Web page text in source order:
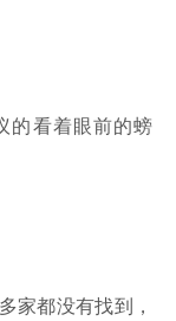
看着眼前的螃
都没有找到，